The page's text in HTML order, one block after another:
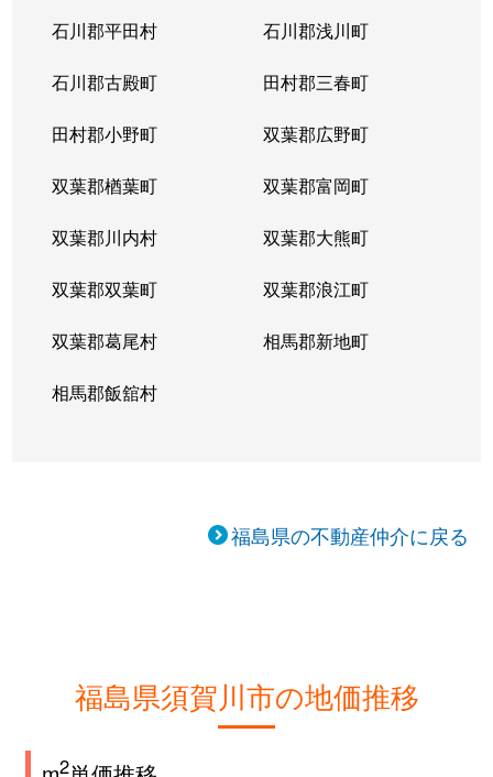
石川郡平田村 石川郡浅川町
石川郡古殿町 田村郡三春町
田村郡小野町 双葉郡広野町
双葉郡楢葉町 双葉郡富岡町
双葉郡川内村 双葉郡大熊町
双葉郡双葉町 双葉郡浪江町
双葉郡葛尾村 相馬郡新地町
相馬郡飯舘村
福島県の不動産仲介に戻る
福島県須賀川市の地価推移
2